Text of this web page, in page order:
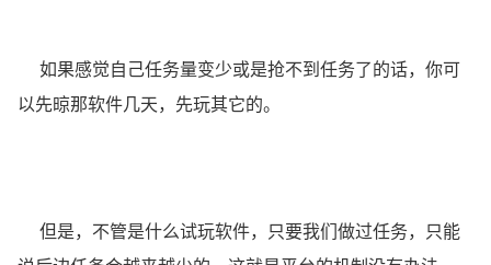
如果感觉自己任务量变少或是抢不到任务了的话，你可
以先晾那软件几天，先玩其它的。
但是，不管是什么试玩软件，只要我们做过任务，只能